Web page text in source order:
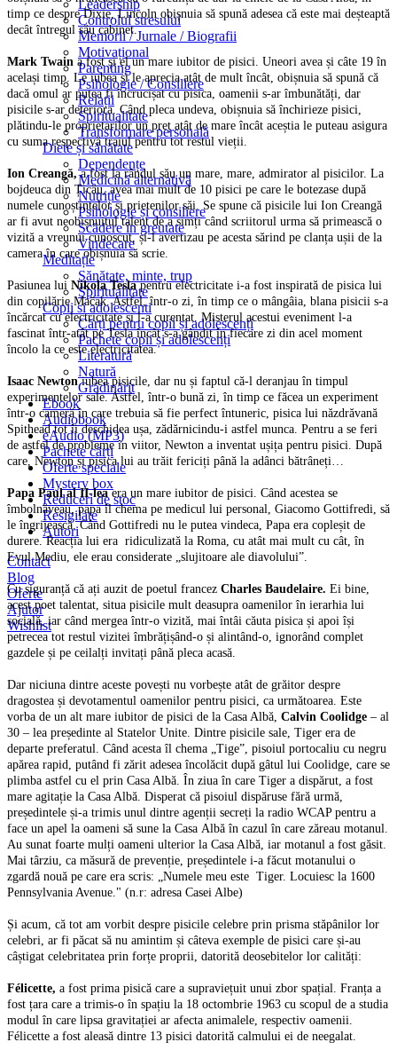
Leadership
Controlul stresului
Memorii / Jurnale / Biografii
Motivațional
Parenting
Psihologie / Consiliere
Relații
Spiritualitate
Transformare personală
Diete și sănătate
Dependențe
Medicină alternativă
Nutriție
Psihologie și consiliere
Scădere în greutate
Vindecare
Meditație
Sănătate, minte, trup
Spiritualitate
Copii si adolescenti
Cărți pentru copii și adolescenți
Pachete copii și adolescenți
Literatură
Natură
Grădinărit
Ebook
Audiobook
eAudio (MP3)
Pachete cărți
Oferte speciale
Mystery box
Reduceri de stoc
Resigilate
Autori
Contact
Blog
Oferte
Ajutor
Wishlist
timp ce despre Dixie, Lincoln obișnuia să spună adesea că este mai deșteaptă
decât întregul său cabinet.
Mark Twain a fost și el un mare iubitor de pisici. Uneori avea și câte 19 în
același timp. Le iubea și le aprecia atât de mult încât, obișnuia să spună că
dacă omul ar putea fi încrucișat cu pisica, oamenii s-ar îmbunătăți, dar
pisicile s-ar deteriora. Când pleca undeva, obișnuia să închirieze pisici,
plătindu-le proprietarilor un preț atât de mare încât aceștia le puteau asigura
cu suma respectivă traiul pentru tot restul vieții.
Ion Creangă,a fost la rândul său un mare, mare, admirator al pisicilor. La
bojdeuca din Țicău, avea mai mult de 10 pisici pe care le botezase după
numele cunoștințelor și prietenilor săi. Se spune că pisicile lui Ion Creangă
ar fi avut neobișnuitul talent de a simți când scriitorul urma să primească o
vizită a vreunui cunoscut, și-l avertizau pe acesta sărind pe clanța ușii de la
camera în care obișnuia să scrie.
Pasiunea lui Nikola Teslapentru electricitate i-a fost inspirată de pisica lui
din copilărie Mačak. Astfel, într-o zi, în timp ce o mângâia, blana pisicii s-a
încărcat cu electricitate și l-a curentat. Misterul acestui eveniment l-a
fascinat într-atât pe Tesla încât s-a gândit în fiecare zi din acel moment
încolo la ce este electricitatea.
Isaac Newtoniubea pisicile, dar nu și faptul că-l deranjau în timpul
experimentelor sale. Astfel, într-o bună zi, în timp ce făcea un experiment
într-o cameră în care trebuia să fie perfect întuneric, pisica lui năzdrăvană
Spithead tot îi deschidea ușa, zădărnicindu-i astfel munca. Pentru a se feri
de astfel de probleme în viitor, Newton a inventat ușița pentru pisici. După
care, Newton și pisica lui au trăit fericiți până la adânci bătrâneți…
Papa Paul al II-leaera un mare iubitor de pisici. Când acestea se
îmbolnăveau, papa îl chema pe medicul lui personal, Giacomo Gottifredi, să
le îngrijească. Când Gottifredi nu le putea vindeca, Papa era copleșit de
durere. Reacția lui era ridiculizată la Roma, cu atât mai mult cu cât, în
Evul Mediu, ele erau considerate „slujitoare ale diavolului”.
Cu siguranță că ați auzit de poetul francez Charles Baudelaire. Ei bine,
acest poet talentat, situa pisicile mult deasupra oamenilor în ierarhia lui
socială, iar când mergea într-o vizită, mai întâi căuta pisica și apoi își
petrecea tot restul vizitei îmbrățișând-o și alintând-o, ignorând complet
gazdele și pe ceilalți invitați până pleca acasă.
Dar niciuna dintre aceste povești nu vorbește atât de grăitor despre
dragostea și devotamentul oamenilor pentru pisici, ca următoarea. Este
vorba de un alt mare iubitor de pisici de la Casa Albă, Calvin Coolidge – al
30 – lea președinte al Statelor Unite. Dintre pisicile sale, Tiger era de
departe preferatul. Când acesta îl chema „Tige”, pisoiul portocaliu cu negru
apărea rapid, putând fi zărit adesea încolăcit după gâtul lui Coolidge, care se
plimba astfel cu el prin Casa Albă. În ziua în care Tiger a dispărut, a fost
mare agitație la Casa Albă. Disperat că pisoiul dispăruse fără urmă,
președintele și-a trimis unul dintre agenții secreți la radio WCAP pentru a
face un apel la oameni să sune la Casa Albă în cazul în care zăreau motanul.
Au sunat foarte mulți oameni ulterior la Casa Albă, iar motanul a fost găsit.
Mai târziu, ca măsură de prevenție, președintele i-a făcut motanului o
zgardă nouă pe care era scris: „Numele meu este Tiger. Locuiesc la 1600
Pennsylvania Avenue." (n.r: adresa Casei Albe)
Și acum, că tot am vorbit despre pisicile celebre prin prisma stăpânilor lor
celebri, ar fi păcat să nu amintim și câteva exemple de pisici care și-au
câștigat celebritatea prin forțe proprii, datorită deosebitelor lor calități:
Félicette, a fost prima pisică care a supraviețuit unui zbor spațial. Franța a
fost țara care a trimis-o în spațiu la 18 octombrie 1963 cu scopul de a studia
modul în care lipsa gravitației ar afecta animalele, respectiv oamenii.
Félicette a fost aleasă dintre 13 pisici datorită calmului ei de neegalat.